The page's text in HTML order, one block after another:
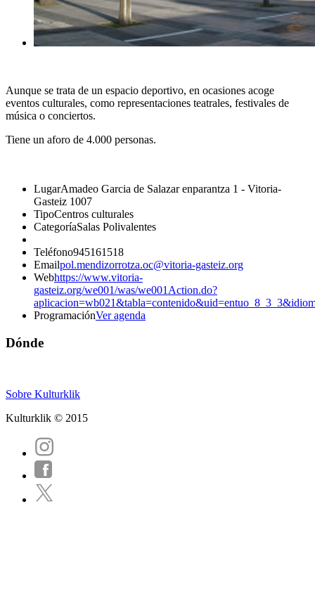
Aunque se trata de un espacio deportivo, en ocasiones acoge
eventos culturales, como representaciones teatrales, festivales de
música o conciertos.
Tiene un aforo de 4.000 personas.
LugarAmadeo Garcia de Salazar enparantza 1 - Vitoria-
Gasteiz 1007
TipoCentros culturales
CategoríaSalas Polivalentes
Teléfono945161518
Emailpol.mendizorrotza.oc@vitoria-gasteiz.org
Webhttps://www.vitoria-
gasteiz.org/we001/was/we001Action.do?
ProgramaciónVer agenda
Dónde
Sobre Kulturklik
Kulturklik © 2015